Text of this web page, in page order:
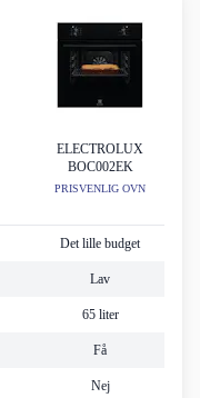
ELECTROLUX
BOC002EK
PRISVENLIG OVN
Det lille budget
Lav
65 liter
Få
Nej